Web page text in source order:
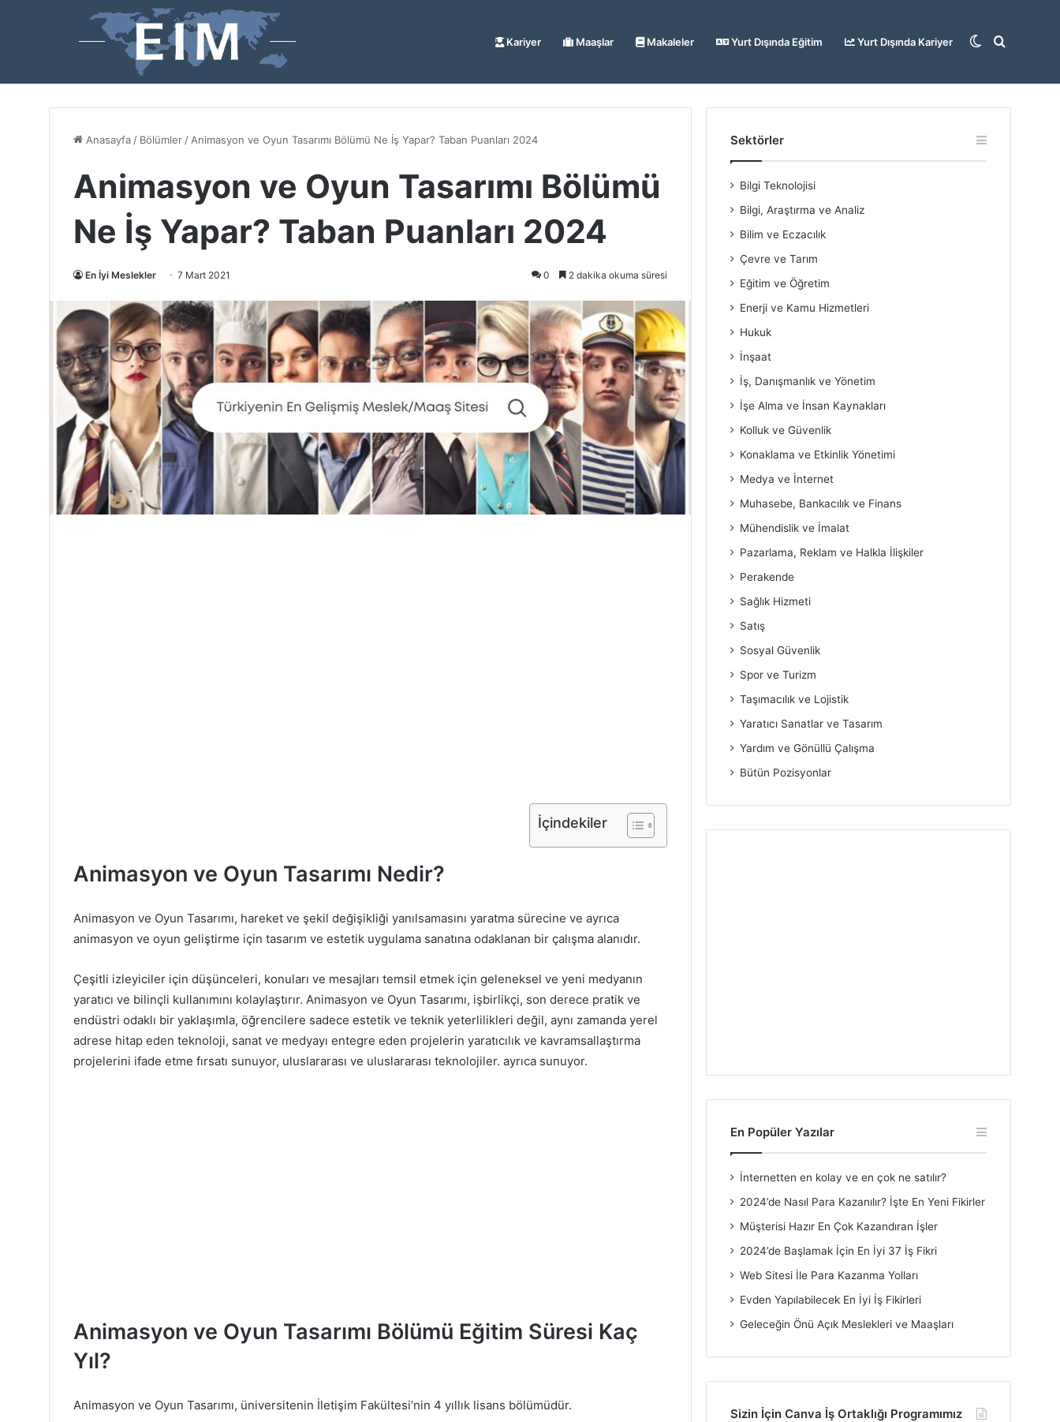
Kariyer Maaşlar Makaleler Yurt Dışında Eğitim Yurt Dışında Kariyer Arama
Dış
Anasayfa / Bölümler / Animasyon ve Oyun Tasarımı Bölümü Ne İş Yapar? Taban Puanları 2024
Animasyon ve Oyun Tasarımı Bölümü
Ne İş Yapar? Taban Puanları 2024
En İyi Meslekler 7 Mart 2021 0 2 dakika okuma süresi
İçindekiler
Animasyon ve Oyun Tasarımı Nedir?
Animasyon ve Oyun Tasarımı, hareket ve şekil değişikliği yanılsamasını yaratma sürecine ve ayrıca
animasyon ve oyun geliştirme için tasarım ve estetik uygulama sanatına odaklanan bir çalışma alanıdır.
Çeşitli izleyiciler için düşünceleri, konuları ve mesajları temsil etmek için geleneksel ve yeni medyanın
yaratıcı ve bilinçli kullanımını kolaylaştırır. Animasyon ve Oyun Tasarımı, işbirlikçi, son derece pratik ve
endüstri odaklı bir yaklaşımla, öğrencilere sadece estetik ve teknik yeterlilikleri değil, aynı zamanda yerel
adrese hitap eden teknoloji, sanat ve medyayı entegre eden projelerin yaratıcılık ve kavramsallaştırma
projelerini ifade etme fırsatı sunuyor, uluslararası ve uluslararası teknolojiler. ayrıca sunuyor.
Animasyon ve Oyun Tasarımı Bölümü Eğitim Süresi Kaç
Yıl?
Animasyon ve Oyun Tasarımı, üniversitenin İletişim Fakültesi’nin 4 yıllık lisans bölümüdür.
Sektörler
Bilgi Teknolojisi
Bilgi, Araştırma ve Analiz
Bilim ve Eczacılık
Çevre ve Tarım
Eğitim ve Öğretim
Enerji ve Kamu Hizmetleri
Hukuk
İnşaat
İş, Danışmanlık ve Yönetim
İşe Alma ve İnsan Kaynakları
Kolluk ve Güvenlik
Konaklama ve Etkinlik Yönetimi
Medya ve İnternet
Muhasebe, Bankacılık ve Finans
Mühendislik ve İmalat
Pazarlama, Reklam ve Halkla İlişkiler
Perakende
Sağlık Hizmeti
Satış
Sosyal Güvenlik
Spor ve Turizm
Taşımacılık ve Lojistik
Yaratıcı Sanatlar ve Tasarım
Yardım ve Gönüllü Çalışma
Bütün Pozisyonlar
En Popüler Yazılar
İnternetten en kolay ve en çok ne satılır?
2024’de Nasıl Para Kazanılır? İşte En Yeni Fikirler
Müşterisi Hazır En Çok Kazandıran İşler
2024’de Başlamak İçin En İyi 37 İş Fikri
Web Sitesi İle Para Kazanma Yolları
Evden Yapılabilecek En İyi İş Fikirleri
Geleceğin Önü Açık Meslekleri ve Maaşları
Sizin İçin Canva İş Ortaklığı Programımız